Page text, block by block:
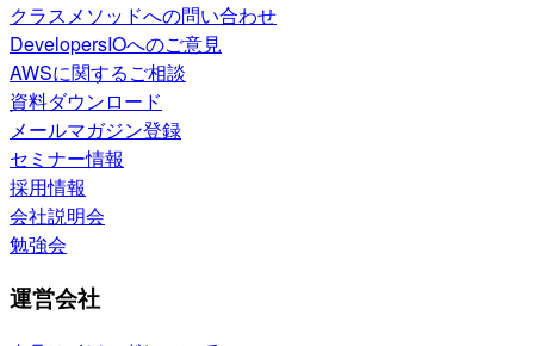
クラスメソッドへの問い合わせ
DevelopersIOへのご意見
AWSに関するご相談
資料ダウンロード
メールマガジン登録
セミナー情報
採用情報
会社説明会
勉強会
運営会社